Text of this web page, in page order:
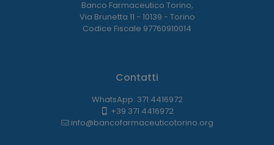
Banco Farmaceutico Torino,
Via Brunetta 11 - 10139 - Torino
Codice Fiscale 97760910014
Contatti
WhatsApp: 371 4416972
+39 371 4416972
info@bancofarmaceuticotorino.org